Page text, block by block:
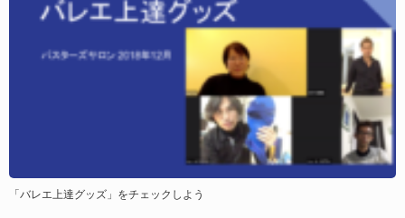
「バレエ上達グッズ」をチェックしよう